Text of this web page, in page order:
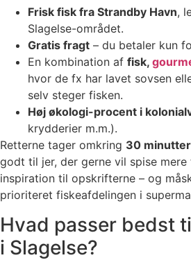
Frisk fisk fra Strandby Havn,
Slagelse-området.
Gratis fragt – du betaler kun
En kombination af fisk,
hvor de fx har lavet sovsen
selv steger fisken.
Høj økologi-procent i
krydderier m.m.).
Retterne tager omkring 30 minutter
godt til jer, der gerne vil spise mere
inspiration til opskrifterne – og
prioriteret fiskeafdelingen i
Hvad passer bedst
i Slagelse?